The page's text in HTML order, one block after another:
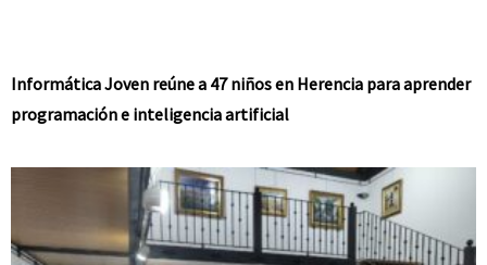
Informática Joven reúne a 47 niños en Herencia para aprender
programación e inteligencia artificial